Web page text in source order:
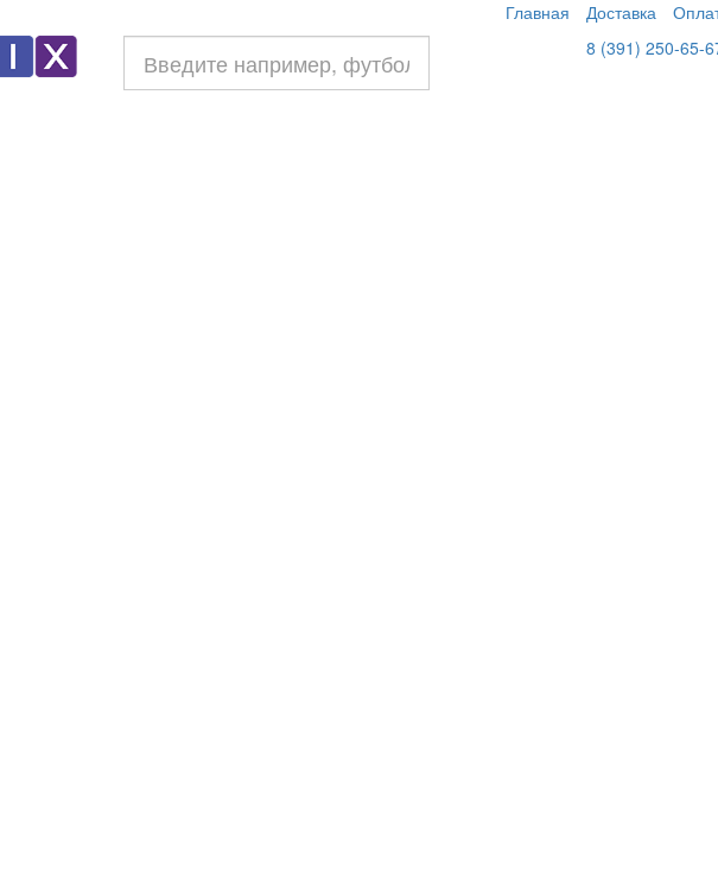
Главная Доставка
8 (391) 250-65-